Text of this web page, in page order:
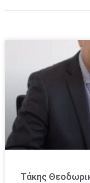
Τάκης